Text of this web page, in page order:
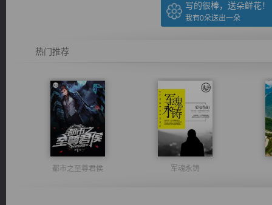
写的很棒，送朵鲜花！
我有0朵送出一朵
热门推荐
都市之至尊君侯 军魂永铸